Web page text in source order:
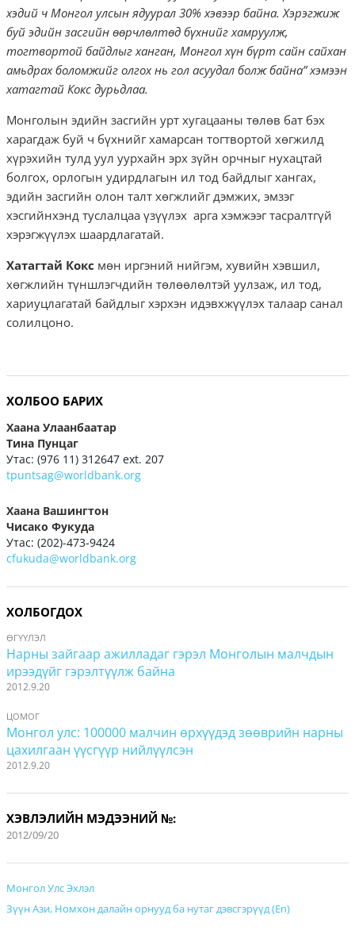
хэдий ч Монгол улсын ядуурал 30% хэвээр байна. Хэрэгжиж
буй эдийн засгийн өөрчлөлтөд бүхнийг хамруулж,
тогтвортой байдлыг ханган, Монгол хүн бүрт сайн сайхан
амьдрах боломжийг олгох нь гол асуудал болж байна” хэмээн
хатагтай Кокс дурьдлаа.
Монголын эдийн засгийн урт хугацааны төлөв бат бэх
харагдаж буй ч бүхнийг хамарсан тогтвортой хөгжилд
хүрэхийн тулд уул уурхайн эрх зүйн орчныг нухацтай
болгох, орлогын удирдлагын ил тод байдлыг хангах,
эдийн засгийн олон талт хөгжлийг дэмжих, эмзэг
хэсгийнхэнд туслалцаа үзүүлэх арга хэмжээг тасралтгүй
хэрэгжүүлэх шаардлагатай.
Хатагтай Кокс мөн иргэний нийгэм, хувийн хэвшил,
хөгжлийн түншлэгчдийн төлөөлөлтэй уулзаж, ил тод,
хариуцлагатай байдлыг хэрхэн идэвхжүүлэх талаар санал
солилцоно.
ХОЛБОО БАРИХ
Хаана Улаанбаатар
Tина Пунцаг
Утас: (976 11) 312647 ext. 207
tpuntsag@worldbank.org
Хаана Вашингтон
Чисако Фукуда
Утас: (202)-473-9424
cfukuda@worldbank.org
ХОЛБОГДОХ
ӨГҮҮЛЭЛ
Нарны зайгаар ажилладаг гэрэл Монголын малчдын
ирээдүйг гэрэлтүүлж байна
2012.9.20
ЦОМОГ
Монгол улс: 100000 малчин өрхүүдэд зөөврийн нарны
цахилгаан үүсгүүр нийлүүлсэн
2012.9.20
ХЭВЛЭЛИЙН МЭДЭЭНИЙ №:
2012/09/20
Монгол Улс Эхлэл
Зүүн Ази, Номхон далайн орнууд ба нутаг дэвсгэрүүд (En)